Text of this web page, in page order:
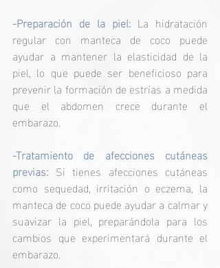
-Preparación de la piel: La hidratación
regular con manteca de coco puede
ayudar a mantener la elasticidad de la
piel, lo que puede ser beneficioso para
prevenir la formación de estrías a medida
que el abdomen crece durante el
embarazo.
-Tratamiento de afecciones cutáneas
previas: Si tienes afecciones cutáneas
como sequedad, irritación o eczema, la
manteca de coco puede ayudar a calmar y
suavizar la piel, preparándola para los
cambios que experimentará durante el
embarazo.